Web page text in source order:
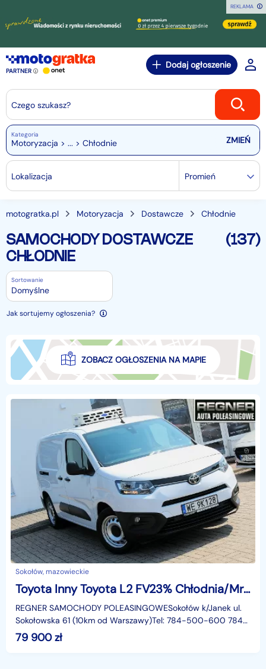
REKLAMA
PARTNER
Dodaj ogłoszenie
Czego szukasz?
Kategoria
Motoryzacja > ... > Chłodnie
Lokalizacja Promień
motogratka.pl Motoryzacja Dostawcze Chłodnie
SAMOCHODY DOSTAWCZE
CHŁODNIE
(137)
Sortowanie
Domyślne
Jak sortujemy ogłoszenia?
ZOBACZ OGŁOSZENIA NA MAPIE
Sokołów, mazowieckie
Toyota Inny Toyota L2 FV23% Chłodnia/Mroźnia Zanotti -20°C SalonPL
REGNER SAMOCHODY POLEASINGOWESokołów k/Janek ul.
Sokołowska 61 (10km od Warszawy)Tel: 784-500-600 784-
122-122Godziny otwarcia:Poniedziałek - Piątek: 09:00 - 18:
79 900zł